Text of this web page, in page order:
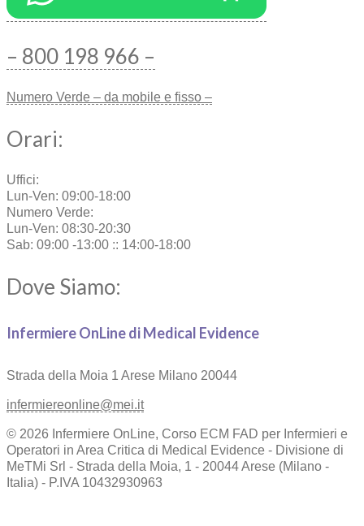
– 800 198 966 –
Numero Verde – da mobile e fisso –
Orari:
Uffici:
Lun-Ven: 09:00-18:00
Numero Verde:
Lun-Ven: 08:30-20:30
Sab: 09:00 -13:00 :: 14:00-18:00
Dove Siamo:
Infermiere OnLine di Medical Evidence
Strada della Moia 1 Arese Milano 20044
infermiereonline@mei.it
© 2026 Infermiere OnLine, Corso ECM FAD per Infermieri e
Operatori in Area Critica di Medical Evidence - Divisione di
MeTMi Srl - Strada della Moia, 1 - 20044 Arese (Milano -
Italia) - P.IVA 10432930963